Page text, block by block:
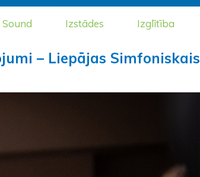
Izstādes Izglītība
– Liepājas Simfoniskais